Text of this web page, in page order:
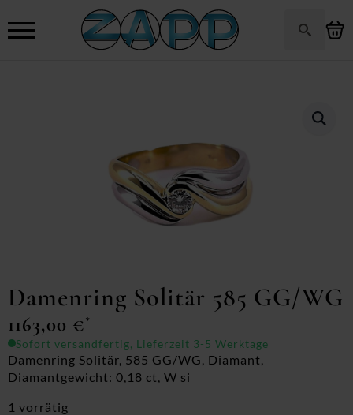
Damenring Solitär 585 GG/WG
1163,00 €*
Sofort versandfertig, Lieferzeit 3-5 Werktage
Damenring Solitär, 585 GG/WG, Diamant,
Diamantgewicht: 0,18 ct, W si
1 vorrätig